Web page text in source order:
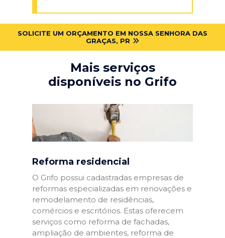
SOLICITE UM ORÇAMENTO EM NOSSA SENHORA DAS
GRAÇAS, PR
Mais serviços
disponíveis no Grifo
Reforma residencial
O Grifo possui cadastradas empresas de
reformas especializadas em renovações e
remodelamento de residências,
comércios e escritórios. Estas oferecem
serviços como reforma de fachadas,
ampliação de ambientes, reforma de